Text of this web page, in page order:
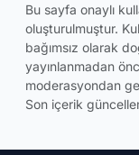
Bu sayfa onaylı
oluşturulmuştur.
bağımsız olarak
yayınlanmadan
moderasyondan
Son içerik